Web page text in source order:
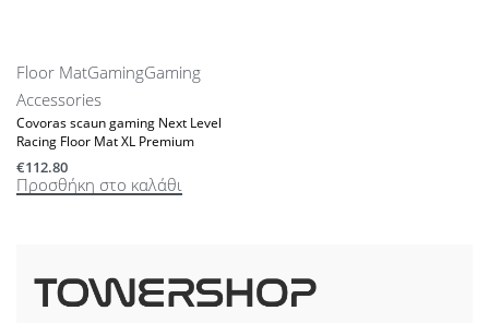
Floor MatGamingGaming
Accessories
Covoras scaun gaming Next Level
Racing Floor Mat XL Premium
€112.80
Προσθήκη στο καλάθι